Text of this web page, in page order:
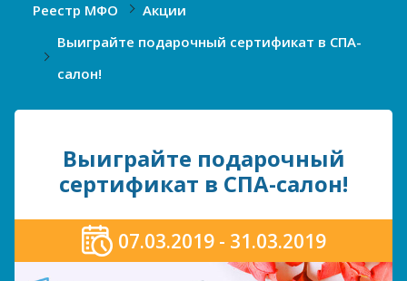
Реестр МФО
Акции
Выиграйте подарочный сертификат в СПА-
салон!
Выиграйте подарочный
сертификат в СПА-салон!
07.03.2019 - 31.03.2019